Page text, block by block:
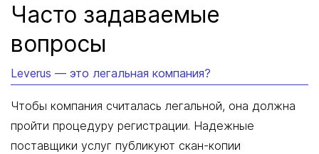
Часто задаваемые
вопросы
Leverus — это легальная компания?
Чтобы компания считалась легальной, она должна
пройти процедуру регистрации. Надежные
поставщики услуг публикуют скан-копии